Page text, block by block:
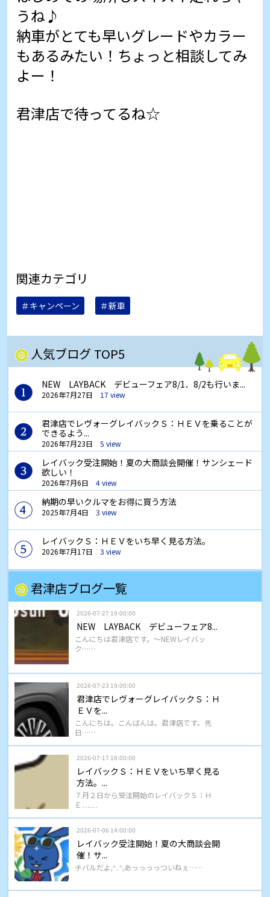
うね♪
納車がとても早いグレードやカラー
もあるみたい！ちょっと相談してみ
よー！
君津店で待ってるね☆
関連カテゴリ
＃キャンペーン ＃新車
人気ブログ TOP5
NEW LAYBACK デビューフェア8/1．8/2も行いま...
2026年7月27日 17 view
君津店でレヴォーグレイバックＳ：ＨＥＶを乗ることが
できるよう...
2026年7月23日 5 view
レイバック受注開始！夏の大商談会開催！サンシェード
欲しい！
2026年7月6日 4 view
納期の早いクルマをお得に買う方法
2025年7月4日 3 view
レイバックＳ：ＨＥＶをいち早く見る方法。
2026年7月17日 3 view
君津店ブログ一覧
2026-07-27 19:00:00
NEW LAYBACK デビューフェア8...
こんにちは君津店です。～NEWレイバッ
ク……
2026-07-23 19:00:00
君津店でレヴォーグレイバックＳ：Ｈ
ＥＶを...
こんにちは。こんばんは。君津店です。先
日……
2026-07-17 18:00:00
レイバックＳ：ＨＥＶをいち早く見る
方法。...
７月２日から受注開始のレイバックＳ：Ｈ
Ｅ……
2026-07-06 14:00:00
レイバック受注開始！夏の大商談会開
催！サ...
チバルだよ₍ᐢ..ᐢ₎あっっっっついねぇ……